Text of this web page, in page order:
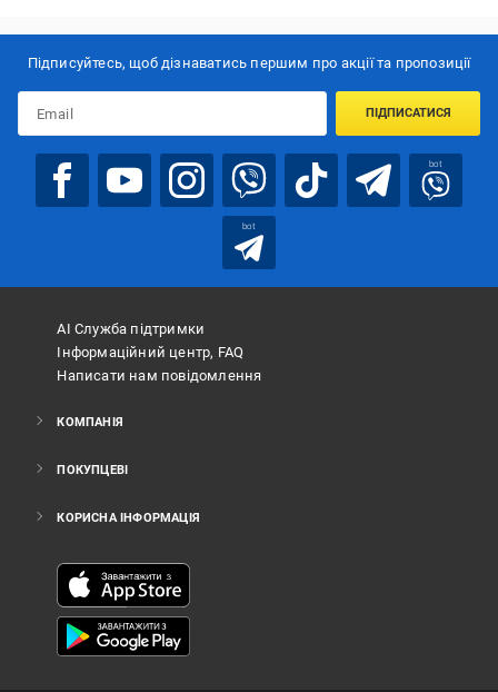
Підписуйтесь, щоб дізнаватись першим про акції та пропозиції
ПІДПИСАТИСЯ
bot
bot
АІ Служба підтримки
Інформаційний центр, FAQ
Написати нам повідомлення
КОМПАНІЯ
ПОКУПЦЕВІ
КОРИСНА ІНФОРМАЦІЯ